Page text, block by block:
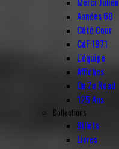
Années 60
Côté Cour
CdF 1971
L'équipe
Affiches
On Ze Road
125 Ans
Collections
Billets
Livres